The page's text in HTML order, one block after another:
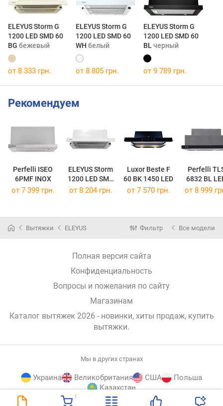
1
ELEYUS Storm G
1200 LED SMD 60
BG бежевый
ELEYUS Storm G
1200 LED SMD 60
WH белый
ELEYUS Storm G
1200 LED SMD 60
BL черный
от 8 333 грн. от 8 805 грн. от 9 789 грн.
Рекомендуем
Perfelli ISEO
6PMF INOX
ELEYUS Storm
1200 LED SMD
60 WH
Luxor Beste F
60 BK 1450 LED
Perfelli
6832 BL
от 7 399 грн. от 8 204 грн. от 7 570 грн. от 8 999
Вытяжки ELEYUS Фильтр Все модели
Полная версия сайта
Конфиденциальность
Вопросы и пожелания по сайту
Магазинам
Каталог вытяжек 2026 - новинки, хиты продаж, купить
вытяжки.
Мы в других странах
Украина Великобритания США
Польша
Казахстан